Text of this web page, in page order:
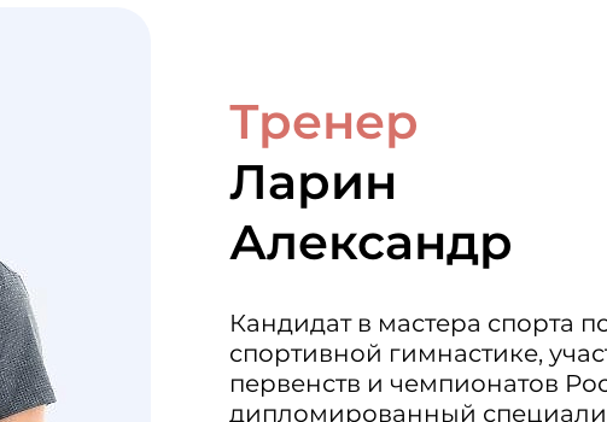
Тренер
Ларин
Александр
Кандидат в мастера спорта
спортивной гимнастике,
первенств и чемпионатов
дипломированный